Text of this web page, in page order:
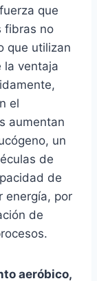
que
fibras no
que utilizan
la ventaja
el
aumentan
un
de
de
energía, por
de
aeróbico,